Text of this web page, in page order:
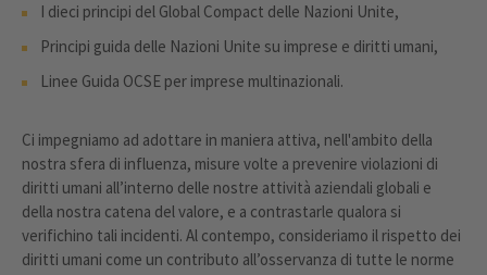
I dieci principi del Global Compact delle Nazioni Unite,
Principi guida delle Nazioni Unite su imprese e diritti umani,
Linee Guida OCSE per imprese multinazionali.
Ci impegniamo ad adottare in maniera attiva, nell'ambito della
nostra sfera di influenza, misure volte a prevenire violazioni di
diritti umani all’interno delle nostre attività aziendali globali e
della nostra catena del valore, e a contrastarle qualora si
verifichino tali incidenti. Al contempo, consideriamo il rispetto dei
diritti umani come un contributo all’osservanza di tutte le norme